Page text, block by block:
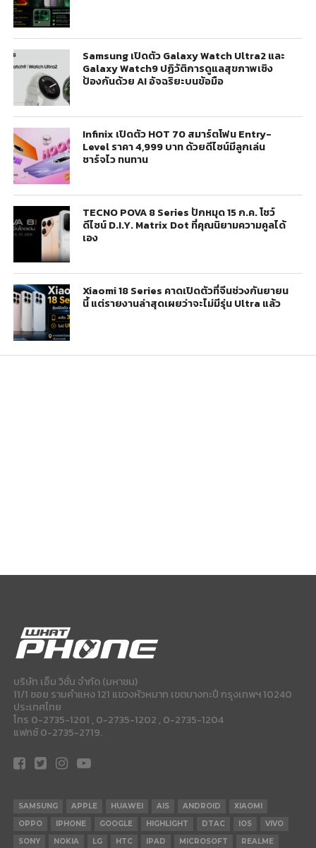
Samsung เปิดตัว Galaxy Watch Ultra2 และ
Galaxy Watch9 ปฏิวัติการดูแลสุขภาพเชิง
ป้องกันด้วย AI อัจฉริยะบนข้อมือ
Infinix เปิดตัว HOT 70 สมาร์ตโฟน Entry-
Level ราคา 4,999 บาท ด้วยดีไซน์มีลูกเล่น
ชาร์จไว ทนทาน
TECNO POVA 8 Series ปักหมุด 15 ก.ค. โชว์
ดีไซน์ D.I.Y. Matrix Dot ที่คุณนิยามความคูลได้
เอง
Xiaomi 18 Series คาดเปิดตัวที่จีนช่วงกันยายน
นี้ แต่รายงานล่าสุดเผยว่าจะไม่มีรุ่น Ultra แล้ว
บริษัท เอ็ม วิชั่น จำกัด (มหาชน)
11/1 ซอย รามคำแหง 121 แขวงหัวหมาก เขตบางกะปี กรุงเทพฯ 10240
ประเทศไทย
โทร 0-2735-1201 , 0-2735-1202 , 0-2735-1204
แฟกซ์ 0-2735-2719.
SAMSUNG APPLE HUAWEI AIS ANDROID
XIAOMI
OPPO
IPHONE GOOGLE HIGHLIGHT DTAC IOS
VIVO
SONY
NOKIA LG HTC IPAD MICROSOFT REALME